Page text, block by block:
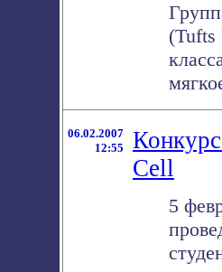
(Tufts
06.02.2007
12:55
Cell
5